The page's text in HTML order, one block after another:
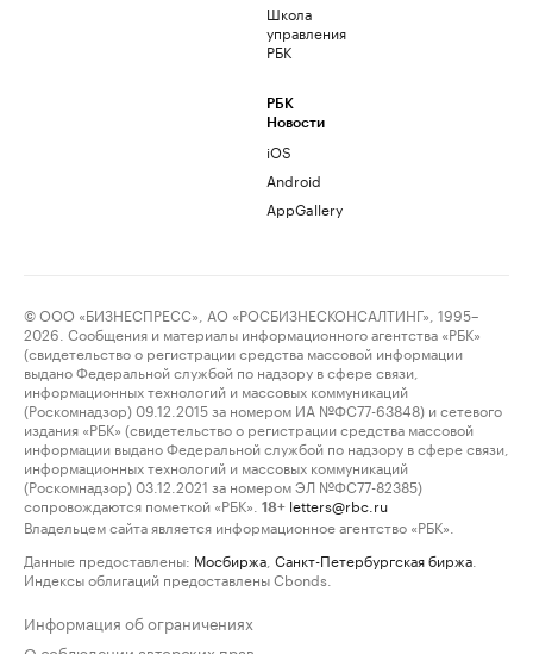
Школа
управления
РБК
РБК
Новости
iOS
Android
AppGallery
© ООО «БИЗНЕСПРЕСС», АО «РОСБИЗНЕСКОНСАЛТИНГ», 1995–
2026. Сообщения и материалы информационного агентства «РБК»
(свидетельство о регистрации средства массовой информации
выдано Федеральной службой по надзору в сфере связи,
информационных технологий и массовых коммуникаций
(Роскомнадзор) 09.12.2015 за номером ИА №ФС77-63848) и сетевого
издания «РБК» (свидетельство о регистрации средства массовой
информации выдано Федеральной службой по надзору в сфере связи,
информационных технологий и массовых коммуникаций
(Роскомнадзор) 03.12.2021 за номером ЭЛ №ФС77-82385)
сопровождаются пометкой «РБК».
18+ letters@rbc.ru
Владельцем сайта является информационное агентство «РБК».
Данные предоставлены: Мосбиржа Санкт-Петербургская биржа
Индексы облигаций предоставлены Cbonds.
Информация об ограничениях